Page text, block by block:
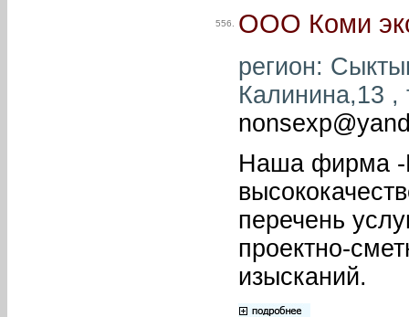
556. ООО Коми
регион:
Калинина,13 ,
Наша фирма -
перечень
проектно-
изысканий.